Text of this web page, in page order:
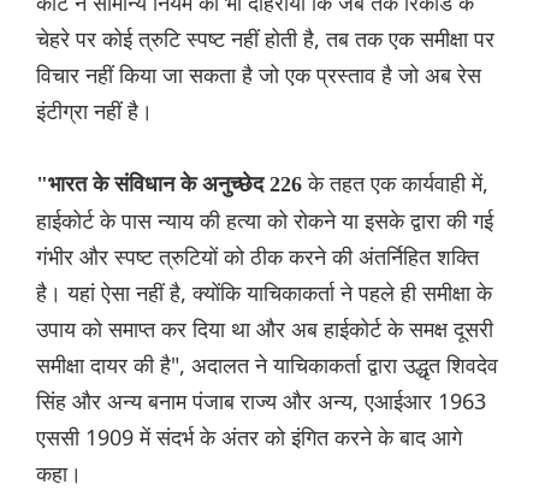
चेहरे पर कोई त्रुटि स्पष्ट नहीं होती है, तब तक एक समीक्षा पर
विचार नहीं किया जा सकता है जो एक प्रस्ताव है जो अब रेस
इंटीग्रा नहीं है।
"भारत के संविधान के अनुच्छेद 226 के तहत एक कार्यवाही में,
हाईकोर्ट के पास न्याय की हत्या को रोकने या इसके द्वारा की गई
गंभीर और स्पष्ट त्रुटियों को ठीक करने की अंतर्निहित शक्ति
है। यहां ऐसा नहीं है, क्योंकि याचिकाकर्ता ने पहले ही समीक्षा के
उपाय को समाप्त कर दिया था और अब हाईकोर्ट के समक्ष दूसरी
समीक्षा दायर की है", अदालत ने याचिकाकर्ता द्वारा उद्धृत शिवदेव
सिंह और अन्य बनाम पंजाब राज्य और अन्य, एआईआर 1963
एससी 1909 में संदर्भ के अंतर को इंगित करने के बाद आगे
कहा।